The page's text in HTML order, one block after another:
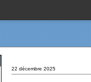
22 décembre 2025